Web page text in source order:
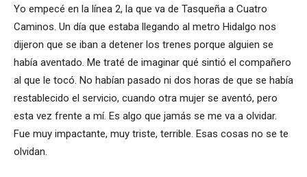
Yo empecé en la línea 2, la que va de Tasqueña a Cuatro
Caminos. Un día que estaba llegando al metro Hidalgo nos
dijeron que se iban a detener los trenes porque alguien se
había aventado. Me traté de imaginar qué sintió el compañero
al que le tocó. No habían pasado ni dos horas de que se había
restablecido el servicio, cuando otra mujer se aventó, pero
esta vez frente a mí. Es algo que jamás se me va a olvidar.
Fue muy impactante, muy triste, terrible. Esas cosas no se te
olvidan.